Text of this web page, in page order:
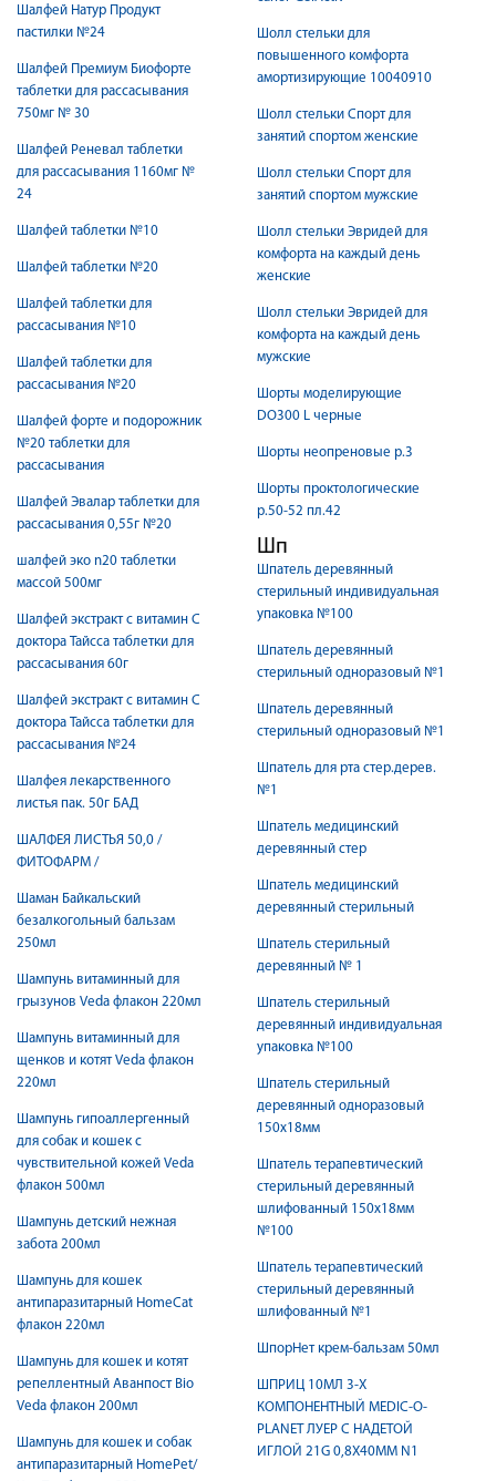
Шалфей Натур Продукт
пастилки №24
Шалфей Премиум Биофорте
таблетки для рассасывания
750мг № 30
Шалфей Реневал таблетки
для рассасывания 1160мг №
24
Шалфей таблетки №10
Шалфей таблетки №20
Шалфей таблетки для
рассасывания №10
Шалфей таблетки для
рассасывания №20
Шалфей форте и подорожник
№20 таблетки для
рассасывания
Шалфей Эвалар таблетки для
рассасывания 0,55г №20
шалфей эко n20 таблетки
массой 500мг
Шалфей экстракт с витамин С
доктора Тайсса таблетки для
рассасывания 60г
Шалфей экстракт с витамин С
доктора Тайсса таблетки для
рассасывания №24
Шалфея лекарственного
листья пак. 50г БАД
ШАЛФЕЯ ЛИСТЬЯ 50,0 /
ФИТОФАРМ /
Шаман Байкальский
безалкогольный бальзам
250мл
Шампунь витаминный для
грызунов Veda флакон 220мл
Шампунь витаминный для
щенков и котят Veda флакон
220мл
Шампунь гипоаллергенный
для собак и кошек с
чувствительной кожей Veda
флакон 500мл
Шампунь детский нежная
забота 200мл
Шампунь для кошек
антипаразитарный HomeCat
флакон 220мл
Шампунь для кошек и котят
репеллентный Аванпост Bio
Veda флакон 200мл
Шампунь для кошек и собак
антипаразитарный HomePet/
Шолл стельки для
повышенного комфорта
амортизирующие 10040910
Шолл стельки Спорт для
занятий спортом женские
Шолл стельки Спорт для
занятий спортом мужские
Шолл стельки Эвридей для
комфорта на каждый день
женские
Шолл стельки Эвридей для
комфорта на каждый день
мужские
Шорты моделирующие
DO300 L черные
Шорты неопреновые р.3
Шорты проктологические
р.50-52 пл.42
Шп
Шпатель деревянный
стерильный индивидуальная
упаковка №100
Шпатель деревянный
стерильный одноразовый №1
Шпатель деревянный
стерильный одноразовый №1
Шпатель для рта стер.дерев.
№1
Шпатель медицинский
деревянный стер
Шпатель медицинский
деревянный стерильный
Шпатель стерильный
деревянный № 1
Шпатель стерильный
деревянный индивидуальная
упаковка №100
Шпатель стерильный
деревянный одноразовый
150х18мм
Шпатель терапевтический
стерильный деревянный
шлифованный 150х18мм
№100
Шпатель терапевтический
стерильный деревянный
шлифованный №1
ШпорНет крем-бальзам 50мл
ШПРИЦ 10МЛ 3-Х
КОМПОНЕНТНЫЙ MEDIC-O-
PLANET ЛУЕР C НАДЕТОЙ
ИГЛОЙ 21G 0,8X40ММ N1